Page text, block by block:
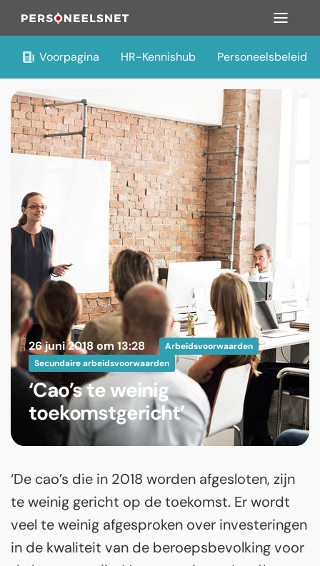
Voorpagina HR-Kennishub Personeelsbeleid
26 juni 2018 om 13:28
Arbeidsvoorwaarden
Secundaire arbeidsvoorwaarden
‘Cao’s te weinig
toekomstgericht’
‘De cao’s die in 2018 worden afgesloten, zijn
te weinig gericht op de toekomst. Er wordt
veel te weinig afgesproken over investeringen
in de kwaliteit van de beroepsbevolking voor